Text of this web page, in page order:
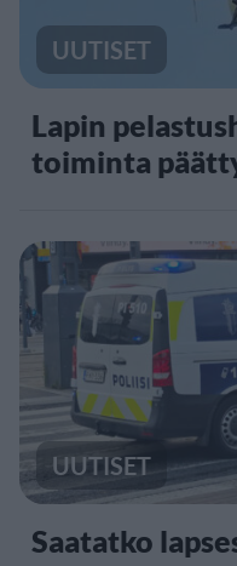
UUTISET
Lapin
toiminta
UUTISET
Saatatko